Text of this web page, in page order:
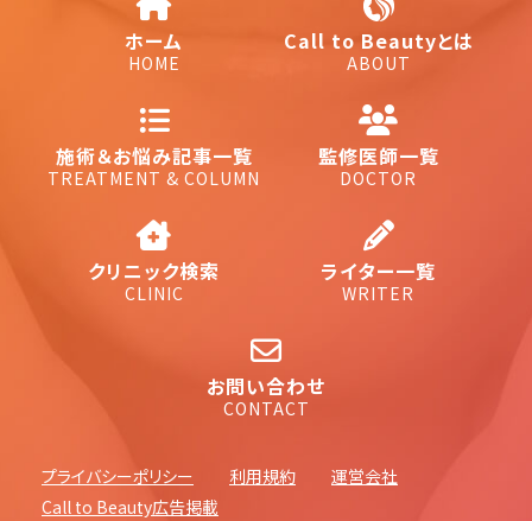
ホーム
HOME
Call to Beautyとは
ABOUT
施術＆お悩み記事一覧
TREATMENT & COLUMN
監修医師一覧
DOCTOR
クリニック検索
CLINIC
ライター一覧
WRITER
お問い合わせ
CONTACT
プライバシーポリシー 利用規約
運営会社
Call to Beauty広告掲載